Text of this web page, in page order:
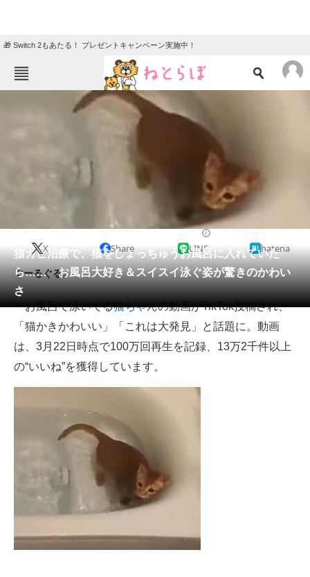
🎁 Switch 2もあたる！ プレゼントキャンペーン実施中！
ねとらぼメニュー
ニュース
リサーチ
会員記事
メディア
注目記事を集めた総合ページ
ITの今と未来を見通す
スマホと通信の最新トレンド
好きが集まる 比べて選べる
AI活用のいまが分かる
企業ITのトレンドを詳説
経営リーダーのコミュニティ
猫カビ治療で、猫をしょっちゅうお風呂に入れていた
ら…… お風呂大好き＆スイスイ泳ぐ姿が驚きのかわい
さ
X Share LINE hatena
ぐーるぐる。
お風呂で泳いでる猫ちゃんの動画がTikTok投稿され、
「猫かきかわいい」「これは大発見」と話題に。動画
は、3月22日時点で100万回再生を記録、13万2千件以上
の“いいね”を獲得しています。